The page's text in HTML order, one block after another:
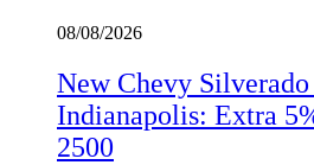
08/08/2026
New Chevy
Indianapolis: Extra
2500